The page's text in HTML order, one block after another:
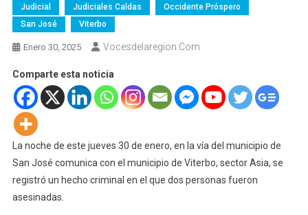
Judicial Judiciales Caldas
Occidente Próspero
San José
Viterbo
Enero 30, 2025 Vocesdelaregion.com
Comparte esta noticia
La noche de este jueves 30 de enero, en la vía del municipio de
San José comunica con el municipio de Viterbo, sector Asia, se
registró un hecho criminal en el que dos personas fueron
asesinadas.